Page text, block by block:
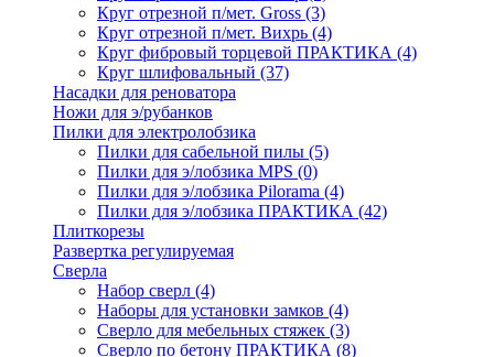
Круг отрезной п/мет. Gross (3)
Круг отрезной п/мет. Вихрь (4)
Круг фибровый торцевой ПРАКТИКА (4)
Круг шлифовальный (37)
Насадки для реноватора
Ножи для э/рубанков
Пилки для электролобзика
Пилки для сабельной пилы (5)
Пилки для э/лобзика MPS (0)
Пилки для э/лобзика Pilorama (4)
Пилки для э/лобзика ПРАКТИКА (42)
Плиткорезы
Развертка регулируемая
Сверла
Набор сверл (4)
Наборы для установки замков (4)
Сверло для мебельных стяжек (3)
Сверло по бетону ПРАКТИКА (8)